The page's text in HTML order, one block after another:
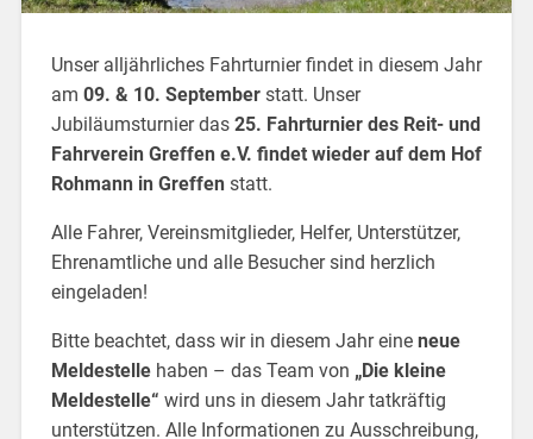
Unser alljährliches Fahrturnier findet in diesem Jahr
am 09. & 10. Septemberstatt. Unser
Jubiläumsturnier das 25. Fahrturnier des Reit- und
Fahrverein Greffen e.V. findet wieder auf dem Hof
Rohmann in Greffenstatt.
Alle Fahrer, Vereinsmitglieder, Helfer, Unterstützer,
Ehrenamtliche und alle Besucher sind herzlich
eingeladen!
Bitte beachtet, dass wir in diesem Jahr eine neue
Meldestellehaben – das Team von „Die kleine
Meldestelle“ wird uns in diesem Jahr tatkräftig
unterstützen. Alle Informationen zu Ausschreibung,